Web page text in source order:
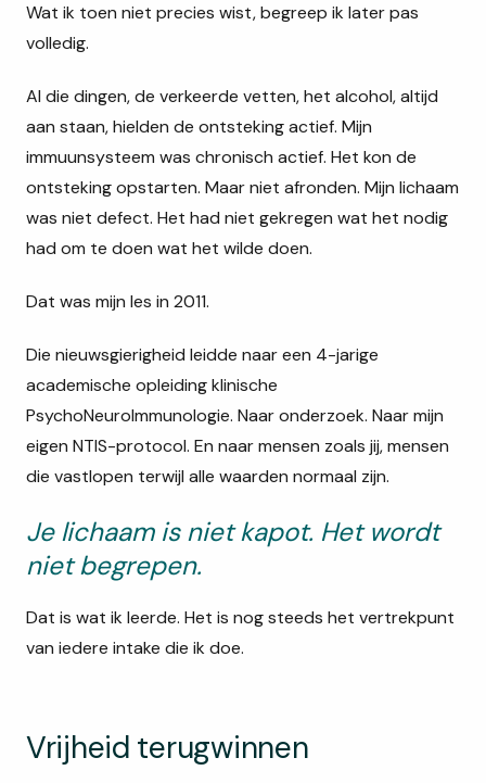
Wat ik toen niet precies wist, begreep ik later pas
volledig.
Al die dingen, de verkeerde vetten, het alcohol, altijd
aan staan, hielden de ontsteking actief. Mijn
immuunsysteem was chronisch actief. Het kon de
ontsteking opstarten. Maar niet afronden. Mijn lichaam
was niet defect. Het had niet gekregen wat het nodig
had om te doen wat het wilde doen.
Dat was mijn les in 2011.
Die nieuwsgierigheid leidde naar een 4-jarige
academische opleiding klinische
PsychoNeuroImmunologie. Naar onderzoek. Naar mijn
eigen NTIS-protocol. En naar mensen zoals jij, mensen
die vastlopen terwijl alle waarden normaal zijn.
Je lichaam is niet kapot. Het wordt
niet begrepen.
Dat is wat ik leerde. Het is nog steeds het vertrekpunt
van iedere intake die ik doe.
Vrijheid terugwinnen